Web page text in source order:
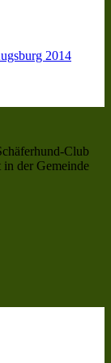
2014
Club
in der Gemeinde